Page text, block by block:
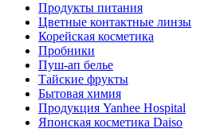
Продукты питания
Цветные контактные линзы
Корейская косметика
Пробники
Пуш-ап белье
Тайские фрукты
Бытовая химия
Продукция Yanhee Hospital
Японская косметика Daiso